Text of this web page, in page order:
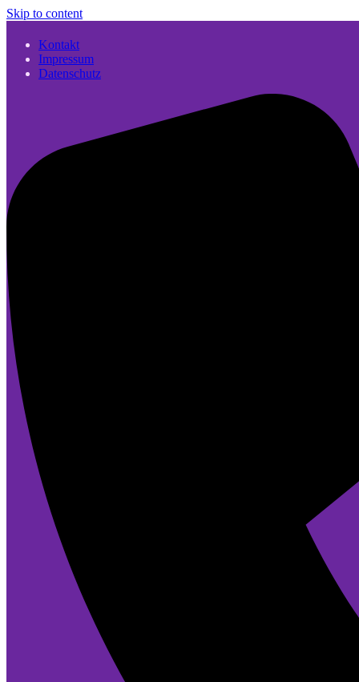
Skip to content
Kontakt
Impressum
Datenschutz